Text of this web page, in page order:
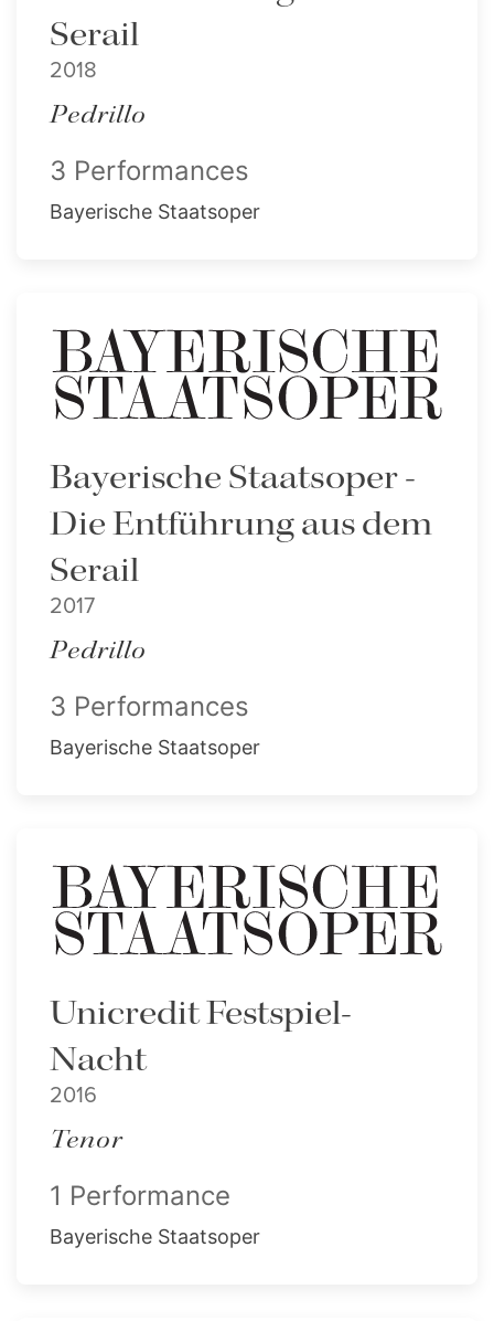
Serail
2018
Pedrillo
3 Performances
Bayerische Staatsoper
Bayerische Staatsoper -
Die Entführung aus dem
Serail
2017
Pedrillo
3 Performances
Bayerische Staatsoper
Unicredit Festspiel-
Nacht
2016
Tenor
1 Performance
Bayerische Staatsoper